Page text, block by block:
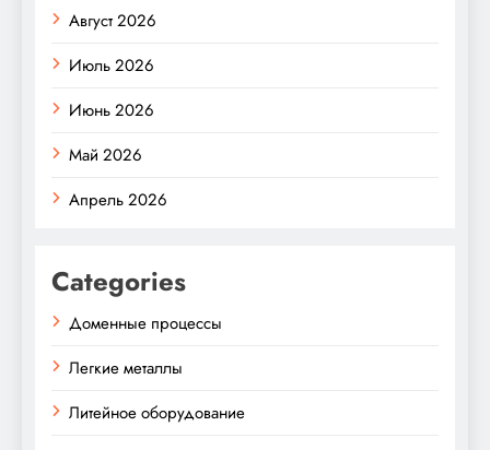
Август 2026
Июль 2026
Июнь 2026
Май 2026
Апрель 2026
Categories
Доменные процессы
Легкие металлы
Литейное оборудование